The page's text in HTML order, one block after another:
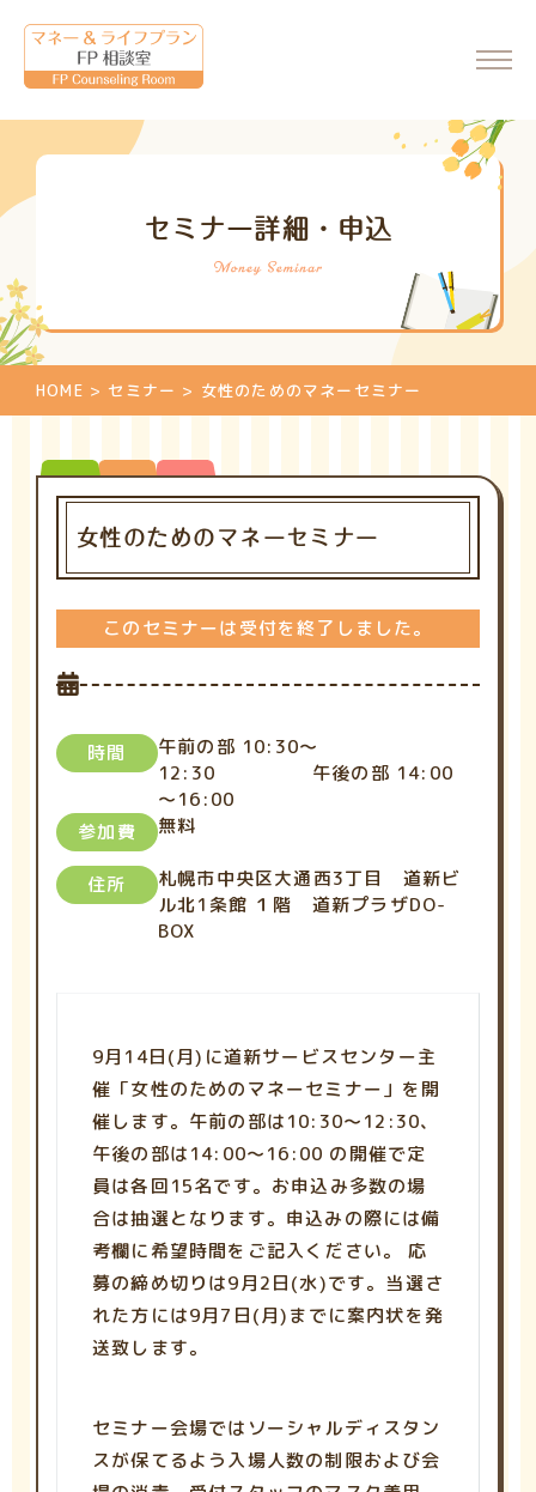
FP相談室について
ご相談・料金について
個別相談のご案内
相談申込
セミナー詳細・申込
HOME > セミナー > 女性のためのマネーセミナー
女性のためのマネーセミナー
このセミナーは受付を終了しました。
時間
午前の部 10:30～
12:30 午後の部 14:00
～16:00
参加費
無料
住所
札幌市中央区大通西3丁目 道新ビ
ル北1条館 １階 道新プラザDO-
BOX
9月14日(月)に道新サービスセンター主
催「女性のためのマネーセミナー」を開
催します。午前の部は10:30～12:30、
午後の部は14:00～16:00 の開催で定
員は各回15名です。お申込み多数の場
合は抽選となります。申込みの際には備
考欄に希望時間をご記入ください。 応
募の締め切りは9月2日(水)です。当選さ
れた方には9月7日(月)までに案内状を発
送致します。
セミナー会場ではソーシャルディスタン
スが保てるよう入場人数の制限および会